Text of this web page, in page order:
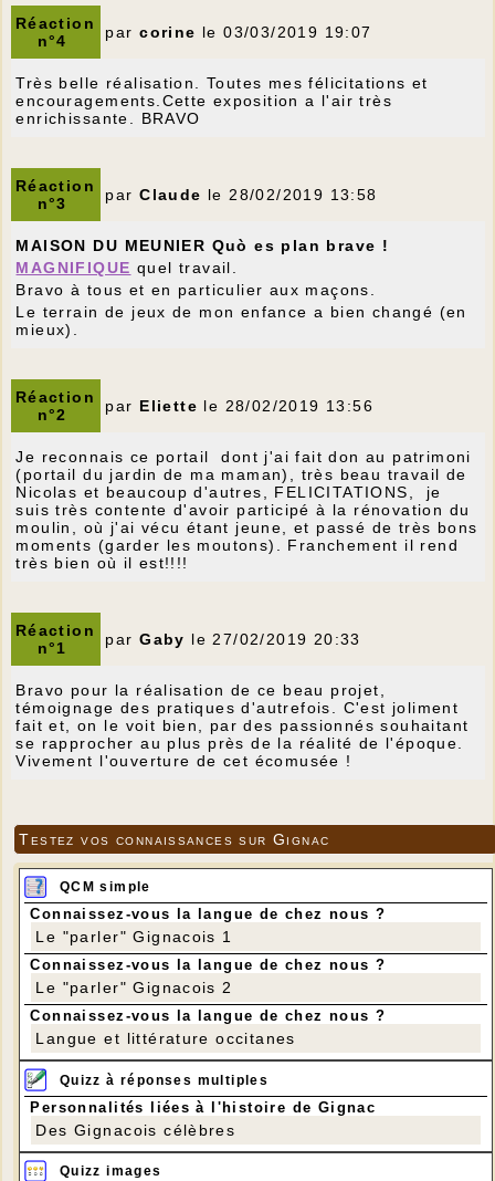
Réaction
n°4
parcorine le 03/03/2019 19:07
Très belle réalisation. Toutes mes félicitations et
encouragements.Cette exposition a l'air très
enrichissante. BRAVO
Réaction
n°3
parClaude le 28/02/2019 13:58
MAISON DU MEUNIER Quò es plan brave !
MAGNIFIQUE quel travail.
Bravo à tous et en particulier aux maçons.
Le terrain de jeux de mon enfance a bien changé (en
mieux).
Réaction
n°2
par Eliette le 28/02/2019 13:56
Je reconnais ce portail dont j'ai fait don au patrimoni
(portail du jardin de ma maman), très beau travail de
Nicolas et beaucoup d'autres, FELICITATIONS, je
suis très contente d'avoir participé à la rénovation du
moulin, où j'ai vécu étant jeune, et passé de très bons
moments (garder les moutons). Franchement il rend
très bien où il est!!!!
Réaction
n°1
parGaby le 27/02/2019 20:33
Bravo pour la réalisation de ce beau projet,
témoignage des pratiques d'autrefois. C'est joliment
fait et, on le voit bien, par des passionnés souhaitant
se rapprocher au plus près de la réalité de l'époque.
Vivement l'ouverture de cet écomusée !
Testez vos connaissances sur Gignac
QCM simple
Connaissez-vous la langue de chez nous ?
Le "parler" Gignacois 1
Connaissez-vous la langue de chez nous ?
Le "parler" Gignacois 2
Connaissez-vous la langue de chez nous ?
Langue et littérature occitanes
Quizz à réponses multiples
Personnalités liées à l'histoire de Gignac
Des Gignacois célèbres
Quizz images